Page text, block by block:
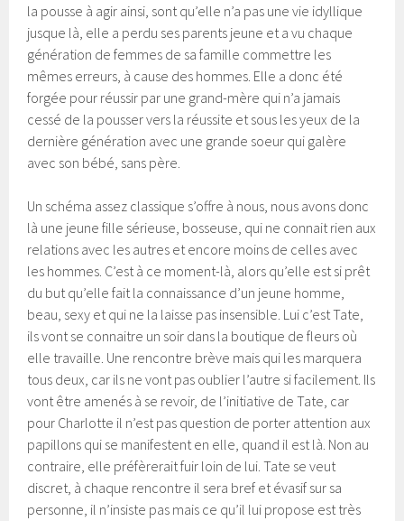
la pousse à agir ainsi, sont qu’elle n’a pas une vie idyllique
jusque là, elle a perdu ses parents jeune et a vu chaque
génération de femmes de sa famille commettre les
mêmes erreurs, à cause des hommes. Elle a donc été
forgée pour réussir par une grand-mère qui n’a jamais
cessé de la pousser vers la réussite et sous les yeux de la
dernière génération avec une grande soeur qui galère
avec son bébé, sans père.
Un schéma assez classique s’offre à nous, nous avons donc
là une jeune fille sérieuse, bosseuse, qui ne connait rien aux
relations avec les autres et encore moins de celles avec
les hommes. C’est à ce moment-là, alors qu’elle est si prêt
du but qu’elle fait la connaissance d’un jeune homme,
beau, sexy et qui ne la laisse pas insensible. Lui c’est Tate,
ils vont se connaitre un soir dans la boutique de fleurs où
elle travaille. Une rencontre brève mais qui les marquera
tous deux, car ils ne vont pas oublier l’autre si facilement. Ils
vont être amenés à se revoir, de l’initiative de Tate, car
pour Charlotte il n’est pas question de porter attention aux
papillons qui se manifestent en elle, quand il est là. Non au
contraire, elle préfèrerait fuir loin de lui. Tate se veut
discret, à chaque rencontre il sera bref et évasif sur sa
personne, il n’insiste pas mais ce qu’il lui propose est très